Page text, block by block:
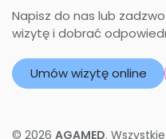
Napisz do nas lub
wizytę i dobrać
Umów wizytę online
© 2026 AGAMED.